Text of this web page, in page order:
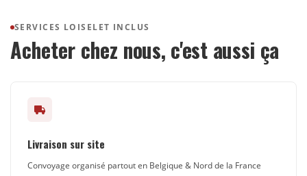
SERVICES LOISELET INCLUS
Acheter chez nous, c'est aussi ça
Livraison sur site
Convoyage organisé partout en Belgique & Nord de la France